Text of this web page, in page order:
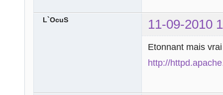
L`OcuS 11-09-2010
Etonnant mais
http://